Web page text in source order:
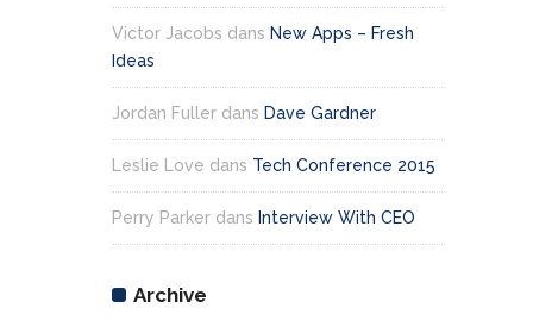
Victor Jacobs dans New Apps – Fresh
Ideas
Jordan Fuller dans Dave Gardner
Leslie Love dans Tech Conference 2015
Perry Parker dans Interview With CEO
Archive